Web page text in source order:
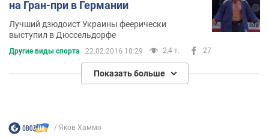
на Гран-при в Германии
Лучший дзюдоист Украины феерически
выступил в Дюссельдорфе
Другие виды спорта 22.02.2016 10:29 2,4 т. 27
Показать больше
Яков Хаммо